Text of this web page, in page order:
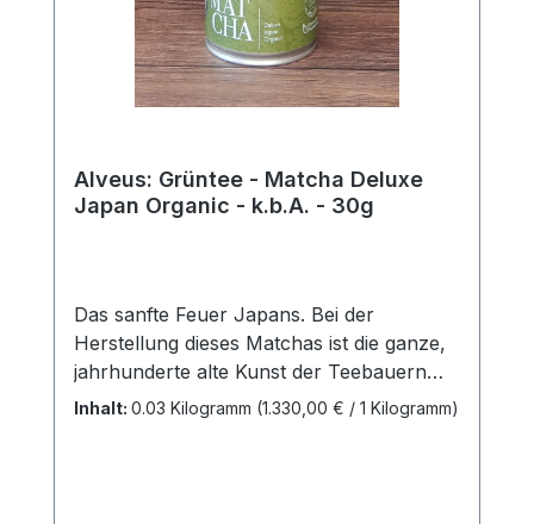
Alveus: Grüntee - Matcha Deluxe
Japan Organic - k.b.A. - 30g
Das sanfte Feuer Japans. Bei der
Herstellung dieses Matchas ist die ganze,
jahrhunderte alte Kunst der Teebauern
gefragt und unsere japanischen
Inhalt: 0.03 Kilogramm (1.330,00 € / 1 Kilogramm)